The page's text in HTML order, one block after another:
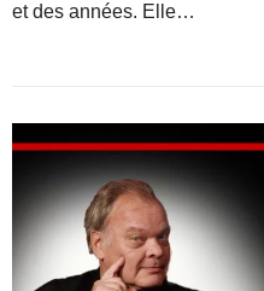
et des années. Elle…